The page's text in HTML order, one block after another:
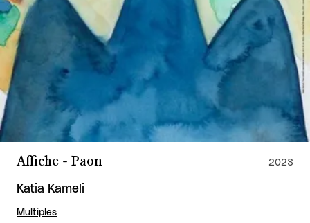
Affiche - Paon
Katia Kameli
Multiples
2023